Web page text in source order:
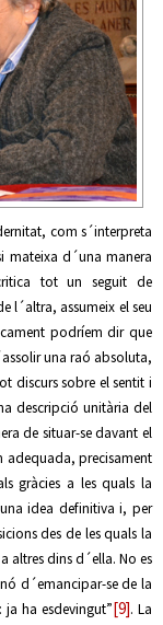
com s´interpreta
mateixa d´una manera
tot un seguit de
l´altra, assumeix el seu
podríem dir que
una raó absoluta,
discurs sobre el sentit i
descripció unitària del
de situar-se davant el
adequada, precisament
gràcies a les quals la
idea definitiva i, per
des de les quals la
altres dins d´ella. No es
d´emancipar-se de la
ha esdevingut”[9]. La